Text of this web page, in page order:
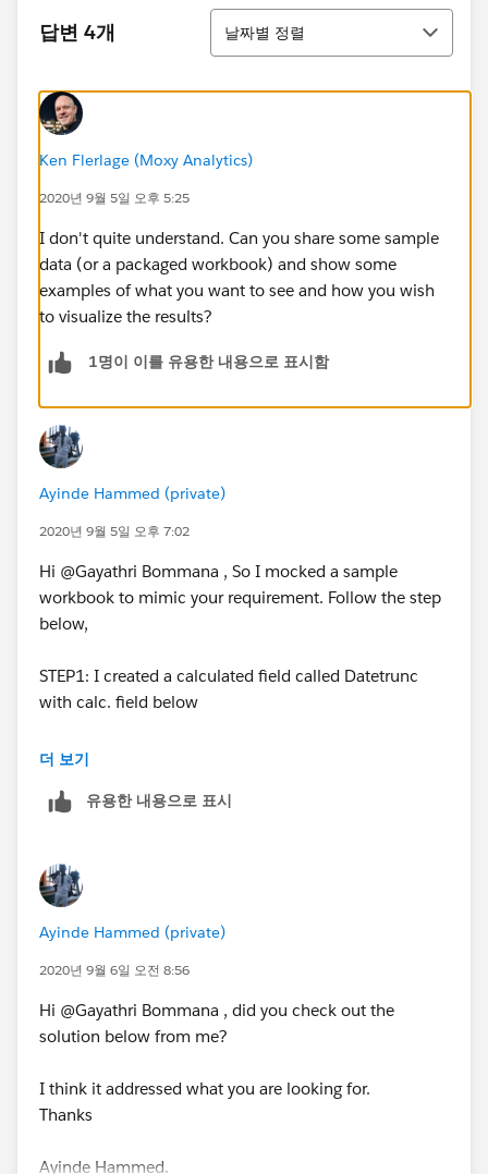
답변 4개
정렬
날짜별 정렬
Ken Flerlage (Moxy Analytics)
2020년 9월 5일 오후 5:25
I don't quite understand. Can you share some sample
data (or a packaged workbook) and show some
examples of what you want to see and how you wish
to visualize the results?
1명이 이를 유용한 내용으로 표시함
Ayinde Hammed (private)
2020년 9월 5일 오후 7:02
Hi @Gayathri Bommana​ , So I mocked a sample
workbook to mimic your requirement. Follow the step
below,
STEP1: I created a calculated field called Datetrunc
with calc. field below
DATETRUNC('month',[Order Date])
parameter, then format the parameter to whatever date
STEP2: Right on the new calculated field and create a
parameter, call this Order Date Parameter
Step3: Create a calculated called [pick june sale] with
IF [Order Date Parameter] <= [Order Date]
THEN
더 보기
유용한 내용으로 표시
Ayinde Hammed (private)
2020년 9월 6일 오전 8:56
Hi @Gayathri Bommana​ , did you check out the
solution below from me?
I think it addressed what you are looking for.
Thanks
Ayinde Hammed.